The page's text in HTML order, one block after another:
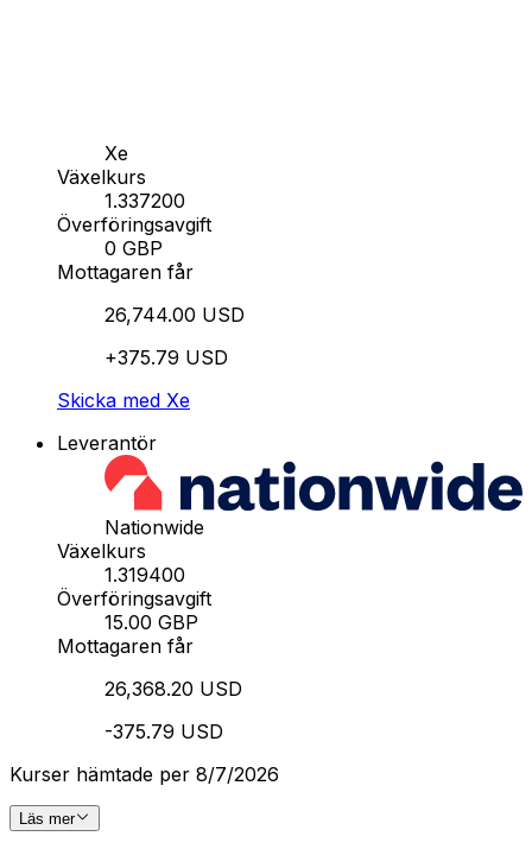
Xe
Växelkurs
1.337200
Överföringsavgift
0 GBP
Mottagaren får
26,744.00 USD
+375.79 USD
Skicka med Xe
Leverantör
Nationwide
Växelkurs
1.319400
Överföringsavgift
15.00 GBP
Mottagaren får
26,368.20 USD
-375.79 USD
Kurser hämtade per 8/7/2026
Läs mer